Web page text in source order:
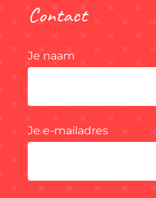
Contact
Je naam
Je e-mailadres